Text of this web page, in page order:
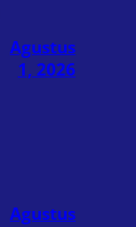
Agustus
1, 2026
Agustus